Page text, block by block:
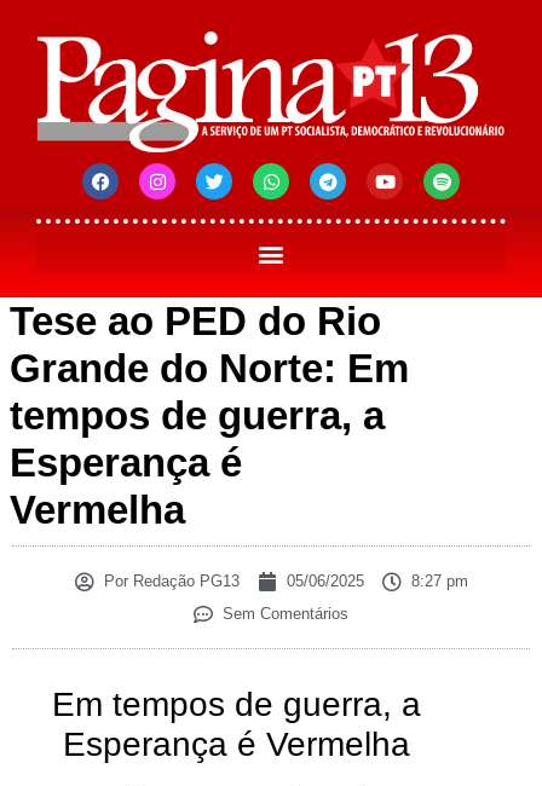
Tese ao PED do Rio
Grande do Norte: Em
tempos de guerra, a
Esperança é
Vermelha
PorRedação PG13 05/06/2025
8:27 pm
Sem Comentários
Em tempos de guerra, a
Esperança é Vermelha